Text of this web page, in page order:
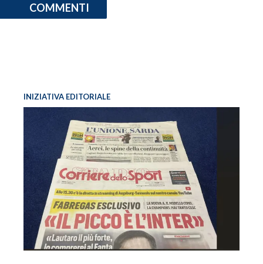
COMMENTI
INIZIATIVA EDITORIALE